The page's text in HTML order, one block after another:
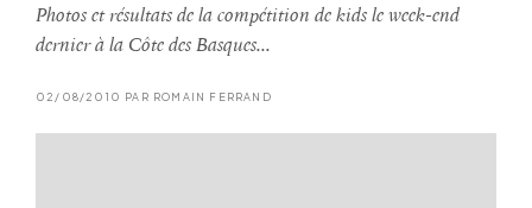
Photos et résultats de la compétition de kids le week-end
dernier à la Côte des Basques...
02/08/2010 PAR ROMAIN FERRAND